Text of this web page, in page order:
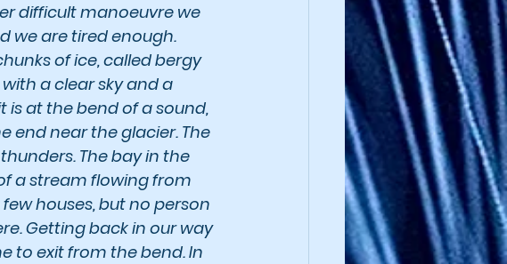
difficult manoeuvre we
we are tired enough.
of ice, called bergy
a clear sky and a
is at the bend of a sound,
end near the glacier. The
The bay in the
a stream flowing from
houses, but no person
Getting back in our way
to exit from the bend. In